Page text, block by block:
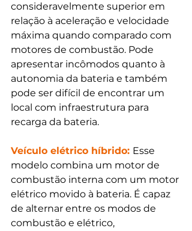
consideravelmente superior em
relação à aceleração e velocidade
máxima quando comparado com
motores de combustão. Pode
apresentar incômodos quanto à
autonomia da bateria e também
pode ser difícil de encontrar um
local com infraestrutura para
recarga da bateria.
Veículo elétrico híbrido: Esse
modelo combina um motor de
combustão interna com um motor
elétrico movido à bateria. É capaz
de alternar entre os modos de
combustão e elétrico,